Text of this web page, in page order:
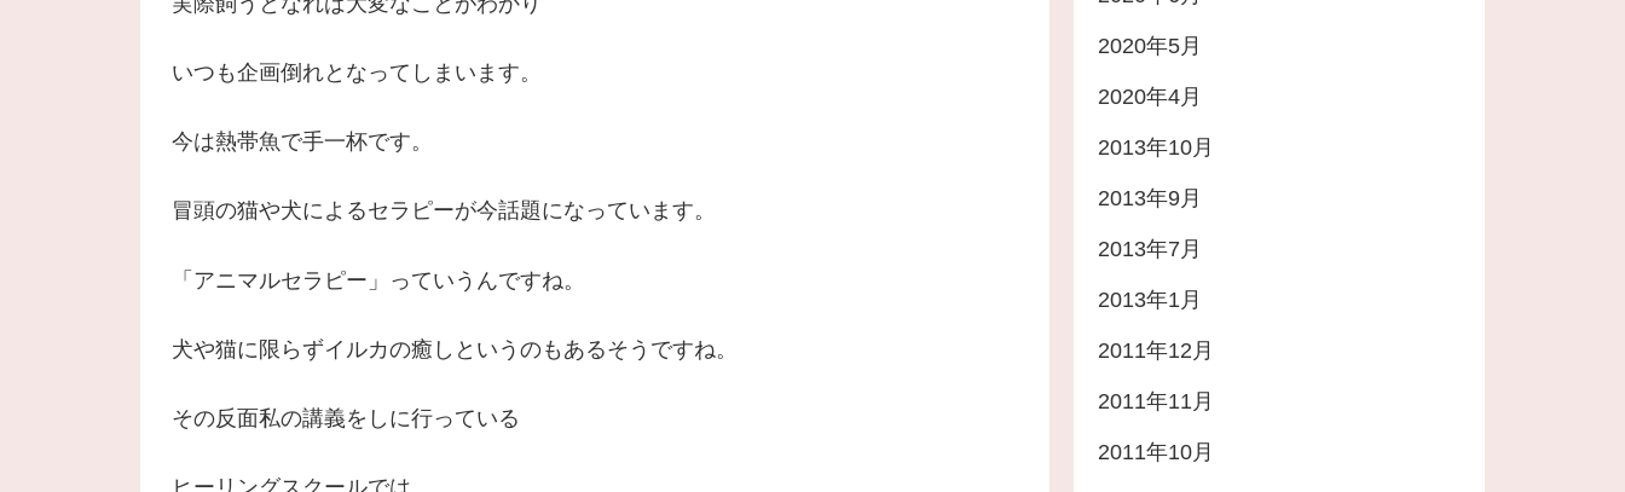
いつも企画倒れとなってしまいます。
今は熱帯魚で手一杯です。
冒頭の猫や犬によるセラピーが今話題になっています。
「アニマルセラピー」っていうんですね。
犬や猫に限らずイルカの癒しというのもあるそうですね。
その反面私の講義をしに行っている
2020年5月
2020年4月
2013年10月
2013年9月
2013年7月
2013年1月
2011年12月
2011年11月
2011年10月